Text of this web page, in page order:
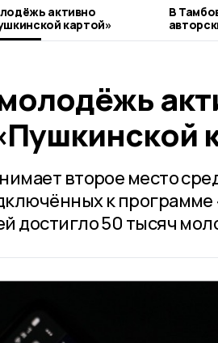
активно
картой»
В
второе место
к программе
достигло 50 тысяч